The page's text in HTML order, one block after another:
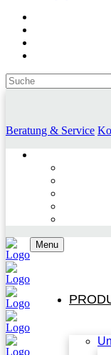
Beratung & Service
Menu